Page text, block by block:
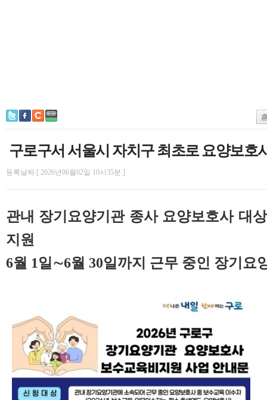
구로구서 서울시 자치구 최초로 요양보호
등록날짜 [ 2026년06월02일 10시35분 ]
관내 장기요양기관 종사 요양보호사 대
지원
6월 1일∼6월 30일까지 근무 중인 장기요